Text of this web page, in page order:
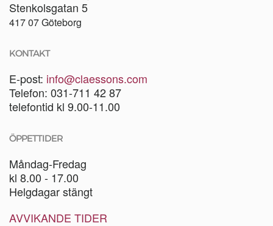
Stenkolsgatan 5
417 07 Göteborg
KONTAKT
E-post: info@claessons.com
Telefon: 031-711 42 87
telefontid kl 9.00-11.00
ÖPPETTIDER
Måndag-Fredag
kl 8.00 - 17.00
Helgdagar stängt
AVVIKANDE TIDER